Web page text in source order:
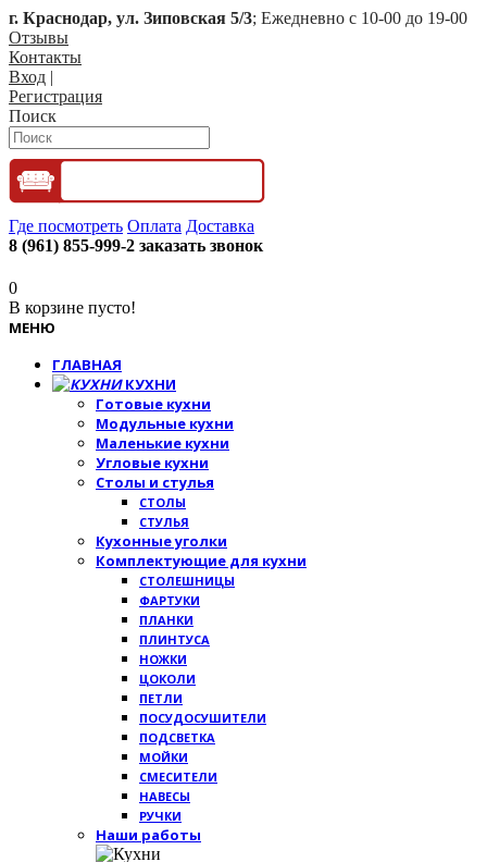
г. Краснодар, ул. Зиповская 5/3; Ежедневно с 10-00 до 19-00
Отзывы
Контакты
Вход |
Регистрация
Поиск
Где посмотреть Оплата Доставка
8 (961) 855-999-2 заказать звонок
0
В корзине пусто!
МЕНЮ
ГЛАВНАЯ
КУХНИ
Готовые кухни
Модульные кухни
Маленькие кухни
Угловые кухни
Столы и стулья
СТОЛЫ
СТУЛЬЯ
Кухонные уголки
Комплектующие для кухни
СТОЛЕШНИЦЫ
ФАРТУКИ
ПЛАНКИ
ПЛИНТУСА
НОЖКИ
ЦОКОЛИ
ПЕТЛИ
ПОСУДОСУШИТЕЛИ
ПОДСВЕТКА
МОЙКИ
СМЕСИТЕЛИ
НАВЕСЫ
РУЧКИ
Наши работы